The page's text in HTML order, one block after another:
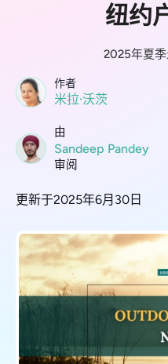
纽约
2025年夏
作者
米拉·沃茨
由
Sandeep Pandey
审阅
更新于2025年6月30日